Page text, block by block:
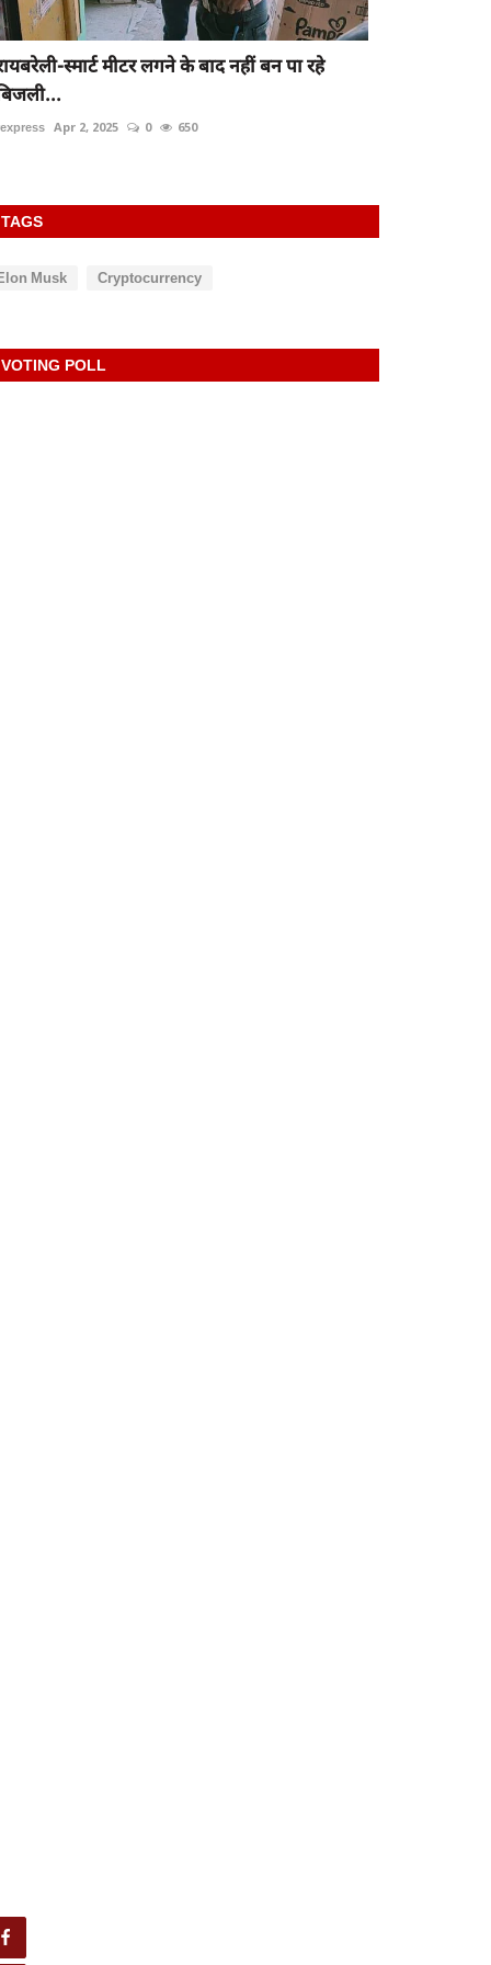
स्मार्ट मीटर लगने के बाद नहीं बन पा रहे
Apr 2, 2025 0 650
TAGS
Musk Cryptocurrency
VOTING POLL